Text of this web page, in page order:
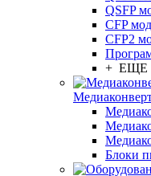
QSFP
CFP
CFP2
+ ЕЩЕ
Блоки